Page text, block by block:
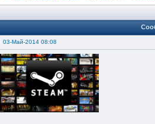
03-Май-2014 08:08